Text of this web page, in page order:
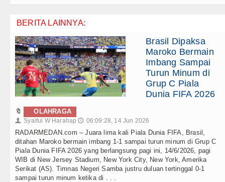
BERITA LAINNYA:
Brasil Dipaksa
Maroko Bermain
Imbang Sampai
Turun Minum di
Grup C Piala
Dunia FIFA 2026
🔖 OLAHRAGA
👤 Syaiful W Harahap 🕔 06:09:28, 14 Jun 2026
RADARMEDAN.com – Juara lima kali Piala Dunia FIFA, Brasil,
ditahan Maroko bermain imbang 1-1 sampai turun minum di Grup C
Piala Dunia FIFA 2026 yang berlangsung pagi ini, 14/6/2026, pagi
WIB di New Jersey Stadium, New York City, New York, Amerika
Serikat (AS). Timnas Negeri Samba justru duluan tertinggal 0-1
sampai turun minum ketika di . . .